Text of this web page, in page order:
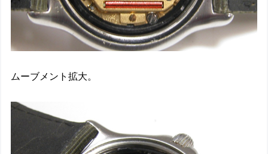
ムーブメント拡大。